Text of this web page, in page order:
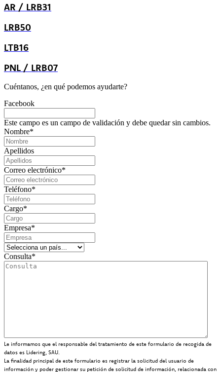
AR / LRB31
LRB50
LTB16
PNL / LRB07
Cuéntanos, ¿en qué podemos ayudarte?
Facebook
Este campo es un campo de validación y debe quedar sin cambios.
Nombre*
Apellidos
Correo electrónico*
Teléfono*
Cargo*
Empresa*
Consulta*
Le informamos que el responsable del tratamiento de este formulario de recogida de
datos es Lidering, SAU.
La finalidad principal de este formulario es registrar la solicitud del usuario de
información y poder gestionar su petición de solicitud de información, relacionada con